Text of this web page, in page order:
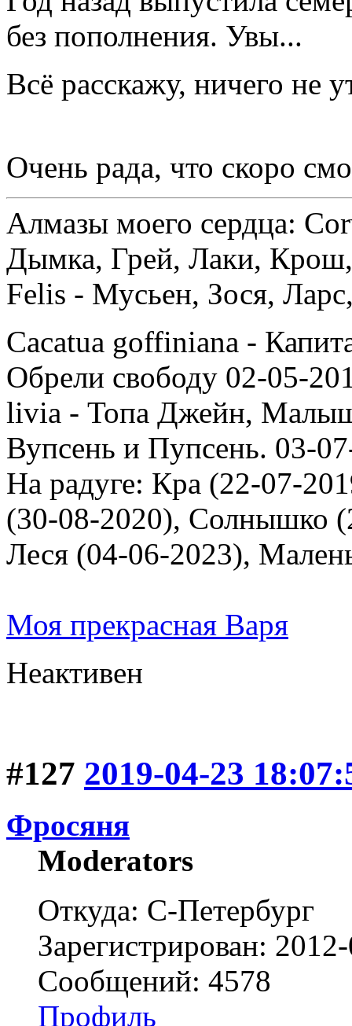
без пополнения. Увы...
Всё расскажу, ничего не
Очень рада, что скоро
Алмазы моего сердца:
Дымка, Грей, Лаки,
Felis - Мусьен, Зося,
Cacatua goffiniana -
Обрели свободу 02-05-
livia - Топа Джейн,
Вупсень и Пупсень. 03-
На радуге: Кра (22-07-
(30-08-2020), Солнышко
Леся (04-06-2023),
Моя прекрасная Варя
Неактивен
#127 2019-04-23
Фросяня
Moderators
Откуда: С-Петербург
Зарегистрирован:
Сообщений: 4578
Профиль